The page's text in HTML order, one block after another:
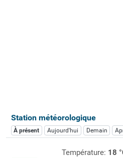
Station météorologique
À présent Aujourd'hui Demain
Température: 18